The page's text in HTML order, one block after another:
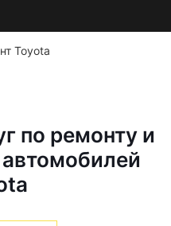
Toyota
по ремонту и